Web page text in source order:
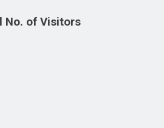
No. of Visitors